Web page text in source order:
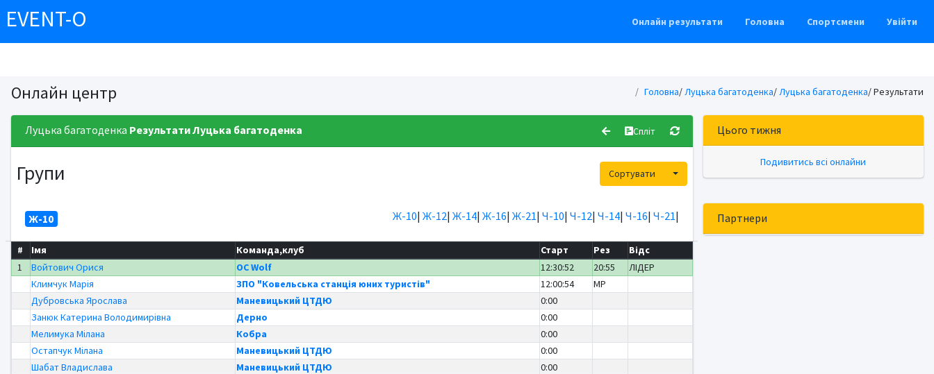
EVENT-O Онлайн результати Головна Спортсмени Увійти
Онлайн центр Головна/Луцька багатоденка/Луцька багатоденка/ Результати
Луцька багатоденка РезультатиЛуцька багатоденка Спліт
Групи Сортувати Toggle Dropdown
Ж-10 Ж-10| Ж-12| Ж-14| Ж-16| Ж-21| Ч-10| Ч-12| Ч-14| Ч-16| Ч-21|
# Імя Команда,клуб Старт Рез
Відс
1
Войтович Орися OC Wolf 12:30:52 20:55
ЛІДЕР
Климчук Марія
ЗПО "Ковельська станція юних туристів" 12:00:54
MP
Дубровська Ярослава
Маневицький ЦТДЮ
0:00
Занюк Катерина Володимирівна
Дерно
0:00
Мелимука Мілана
Кобра
0:00
Остапчук Мілана
Маневицький ЦТДЮ
0:00
Шабат Владислава
Маневицький ЦТДЮ
0:00
Цього тижня
Подивитись всі онлайни
Партнери